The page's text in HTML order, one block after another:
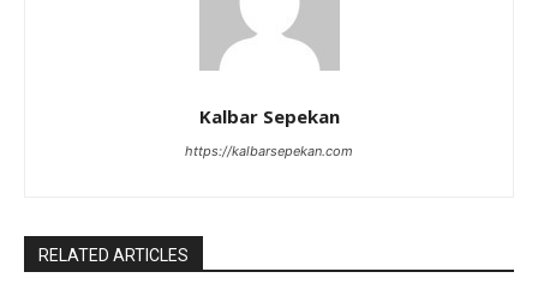
Kalbar Sepekan
https://kalbarsepekan.com
RELATED ARTICLES